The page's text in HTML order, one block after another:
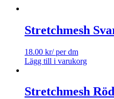
Stretchmesh
18.00 kr/ per dm
Lägg till i varukorg
Stretchmesh Röd